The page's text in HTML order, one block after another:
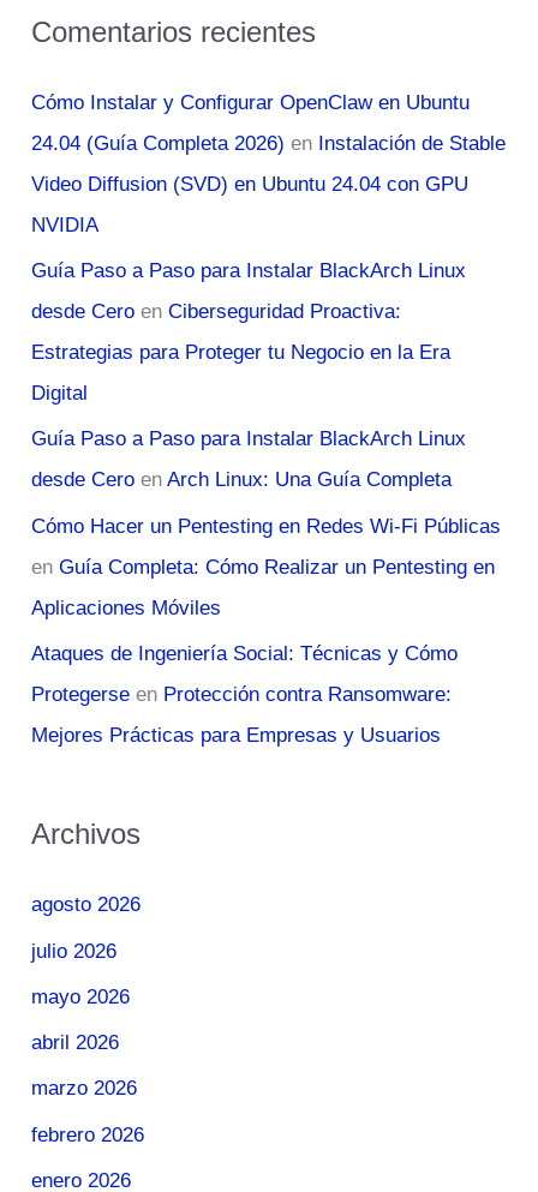
Comentarios recientes
Cómo Instalar y Configurar OpenClaw en Ubuntu
24.04 (Guía Completa 2026) en Instalación de Stable
Video Diffusion (SVD) en Ubuntu 24.04 con GPU
NVIDIA
Guía Paso a Paso para Instalar BlackArch Linux
desde Cero enCiberseguridad Proactiva:
Estrategias para Proteger tu Negocio en la Era
Digital
Guía Paso a Paso para Instalar BlackArch Linux
desde Cero enArch Linux: Una Guía Completa
Cómo Hacer un Pentesting en Redes Wi-Fi Públicas
enGuía Completa: Cómo Realizar un Pentesting en
Aplicaciones Móviles
Ataques de Ingeniería Social: Técnicas y Cómo
Protegerse en Protección contra Ransomware:
Mejores Prácticas para Empresas y Usuarios
Archivos
agosto 2026
julio 2026
mayo 2026
abril 2026
marzo 2026
febrero 2026
enero 2026